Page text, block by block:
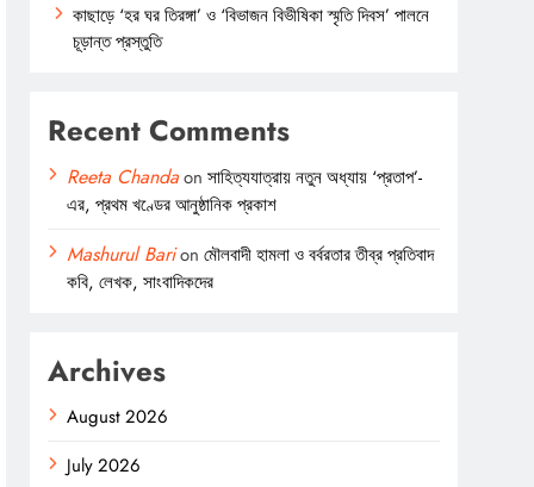
কাছাড়ে ‘হর ঘর তিরঙ্গা’ ও ‘বিভাজন বিভীষিকা স্মৃতি দিবস’ পালনে
চূড়ান্ত প্রস্তুতি
Recent Comments
Reeta Chandaonসাহিত্যযাত্রায় নতুন অধ্যায় ‘প্রতাপ’-
এর, প্রথম খণ্ডের আনুষ্ঠানিক প্রকাশ
Mashurul Barionমৌলবাদী হামলা ও বর্বরতার তীব্র প্রতিবাদ
কবি, লেখক, সাংবাদিকদের
Archives
August 2026
July 2026